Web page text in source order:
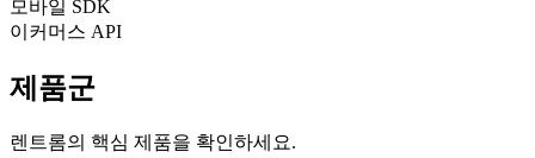
모바일 SDK
이커머스 API
제품군
렌트롬의 핵심 제품을 확인하세요.